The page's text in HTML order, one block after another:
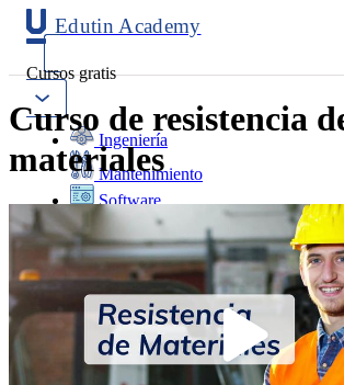
Edutin Academy
Cursos gratis
Ingeniería
Mantenimiento
Software
Negocios
Salud
Programación
Marketing
Idiomas
Curso de resistencia
materiales